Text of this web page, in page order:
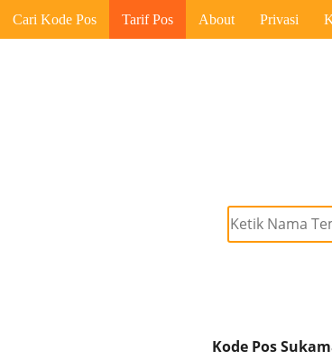
Cari Kode Pos Tarif Pos About Privasi
Kode Pos